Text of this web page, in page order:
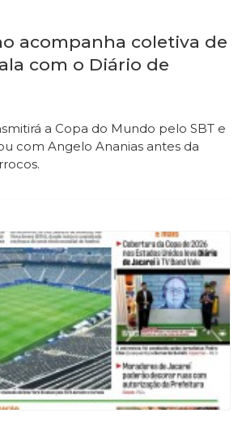
acompanha coletiva de
com o Diário de
a Copa do Mundo pelo SBT e
com Angelo Ananias antes da